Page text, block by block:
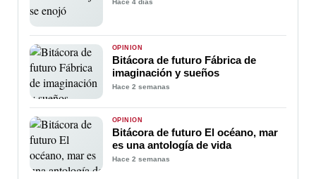
OPINIÓN
Bitácora de futuro Fábrica de
imaginación y sueños
Hace 2 semanas
OPINIÓN
Bitácora de futuro El océano, mar
es una antología de vida
Hace 2 semanas